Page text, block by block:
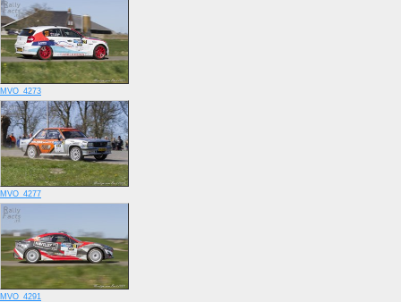
MVO_4273
MVO_4277
MVO_4291